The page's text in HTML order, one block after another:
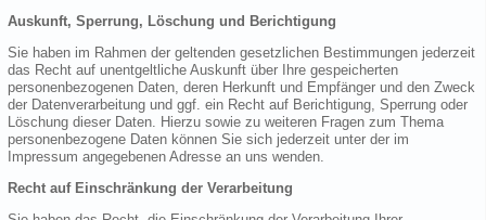
Auskunft, Sperrung, Löschung und Berichtigung
Sie haben im Rahmen der geltenden gesetzlichen Bestimmungen jederzeit
das Recht auf unentgeltliche Auskunft über Ihre gespeicherten
personenbezogenen Daten, deren Herkunft und Empfänger und den Zweck
der Datenverarbeitung und ggf. ein Recht auf Berichtigung, Sperrung oder
Löschung dieser Daten. Hierzu sowie zu weiteren Fragen zum Thema
personenbezogene Daten können Sie sich jederzeit unter der im
Impressum angegebenen Adresse an uns wenden.
Recht auf Einschränkung der Verarbeitung